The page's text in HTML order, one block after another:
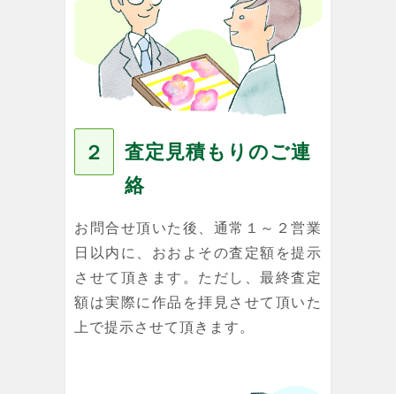
２
査定見積もりのご連
絡
お問合せ頂いた後、通常１～２営業
日以内に、おおよその査定額を提示
させて頂きます。ただし、最終査定
額は実際に作品を拝見させて頂いた
上で提示させて頂きます。